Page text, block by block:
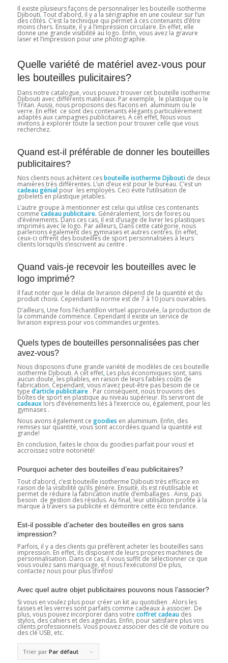
Il existe plusieurs façons de personnaliser les bouteille isotherme
Djibouti. Tout d’abord, il y a la sérigraphie en une couleur sur l’un
des côtés. C’est la technique qui permet à ces contenants d’être
moins chers. Ensuite, il y a l’impression circulaire. En effet, elle
donne une grande visibilité au logo. Enfin, vous avez la gravure
laser et l’impression pour une photographie.
Quelle variété de matériel avez-vous pour
les bouteilles pulicitaires?
Dans notre catalogue, vous pouvez trouver cet bouteille isotherme
Djibouti avec différents matériaux. Par exemple, le plastique ou le
Tritan. Aussi, nous proposons des flacons en aluminium ou le
verre. En effet ce sont des contenants élégants particulièrement
adaptés aux campagnes publicitaires. A cet effet, Nous vous
invitons à explorer toute la section pour trouver celle que vous
recherchez.
Quand est-il préférable de donner les bouteilles
publicitaires?
Nos clients nous achètent cesbouteille isotherme Djibouti de deux
manières très différentes. L’un d’eux est pour le bureau. C’est un
cadeau génialpour les employés. Ceci évite l’utilisation de
gobelets en plastique jetables.
L’autre groupe à mentionner est celui qui utilise ces contenants
commecadeau publicitaire. Généralement,lors de foires ou
d’événements. Dans ces cas, il est d’usage de livrer les plastiques
imprimés avec le logo. Par ailleurs, Dans cette catégorie, nous
parlerions également des gymnases et autres centres. En effet,
ceux-ci offrent des bouteilles de sport personnalisées à leurs
clients lorsqu’ils s’inscrivent au centre .
Quand vais-je recevoir les bouteilles avec le
logo imprimé?
Il faut noter que le délai de livraison dépend de la quantité et du
produit choisi. Cependant la norme est de 7 à 10 jours ouvrables.
D’ailleurs, Une fois l’échantillon virtuel approuvée, la production de
la commande commence. Cependant il existe un service de
livraison express pour vos commandes urgentes.
Quels types de bouteilles personnalisées pas cher
avez-vous?
Nous disposons d’une grande variété de modèles de ces bouteille
isotherme Djibouti. A cet effet,Les plus économiques sont, sans
aucun doute, les pliables, en raison de leurs faibles coûts de
fabrication. Cependant, vous n’avez peut-être pas besoin de ce
type d’article publicitaire. Par conséquent, nous trouvons des
boîtes de sport en plastique au niveau supérieur. Ils serviront de
cadeauxlors d’événements liés à l’exercice ou, également, pour les
gymnases .
Nous avons également ce goodies en aluminium. Enfin, des
remises sur quantité, vous sont accordées quand la quantité est
grande!
En conclusion, faites le choix du goodies parfait pour vous! et
accroissez votre notoriété!
Pourquoi acheter des bouteilles d’eau publicitaires?
Tout d’abord, c’est bouteille isotherme Djibouti très efficace en
raison de la visibilité qu’ils génère. Ensuite, ils est réutilisable et
permet de réduire la fabrication inutile d’emballages . Ainsi, pas
besoin de gestion des résidus. Au final, leur utilisation profite à la
marque à travers sa publicité et démontre cette éco tendance.
Est-il possible d’acheter des bouteilles en gros sans
impression?
Parfois, il y a des clients qui préfèrent acheter les bouteilles sans
impression. En effet, ils disposent de leurs propres machines de
personnalisation. Dans ce cas, il vous suffit de sélectionner ce que
vous voulez sans marquage, et nous l’exécutons! De plus,
contactez nous pour plus d’infos!
Avec quel autre objet publicitaires pouvons nous l’associer?
Si vous en voulez plus pour créer un kit au quotidien . Alors les
tasses et les verres sont parfaits comme cadeaux à associer. De
plus, vous pouvez incorporer dans votre coffret cadeaudes
stylos, des cahiers et des agendas. Enfin, pour satisfaire plus vos
clients professionnels. Vous pouvez associer des clé de voiture ou
des clé USB, etc.
Trier par Par défaut